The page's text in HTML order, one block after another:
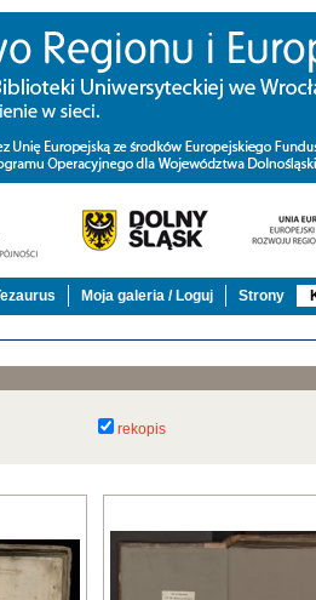
Moja galeria / Loguj Strony
rekopis